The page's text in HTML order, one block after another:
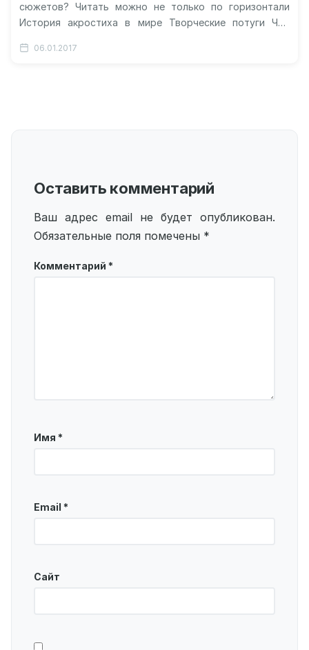
сюжетов? Читать можно не только по горизонтали
История акростиха в мире Творческие потуги Что
Акростих:…
06.01.2017
Оставить комментарий
Ваш адрес email не будет опубликован.
Обязательные поля помечены *
Комментарий *
Имя *
Email *
Сайт